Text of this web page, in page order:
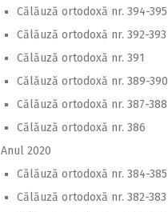
Călăuză ortodoxă nr. 394-395
Călăuză ortodoxă nr. 392-393
Călăuză ortodoxă nr. 391
Călăuză ortodoxă nr. 389-390
Călăuză ortodoxă nr. 387-388
Călăuză ortodoxă nr. 386
Anul 2020
Călăuză ortodoxă nr. 384-385
Călăuză ortodoxă nr. 382-383